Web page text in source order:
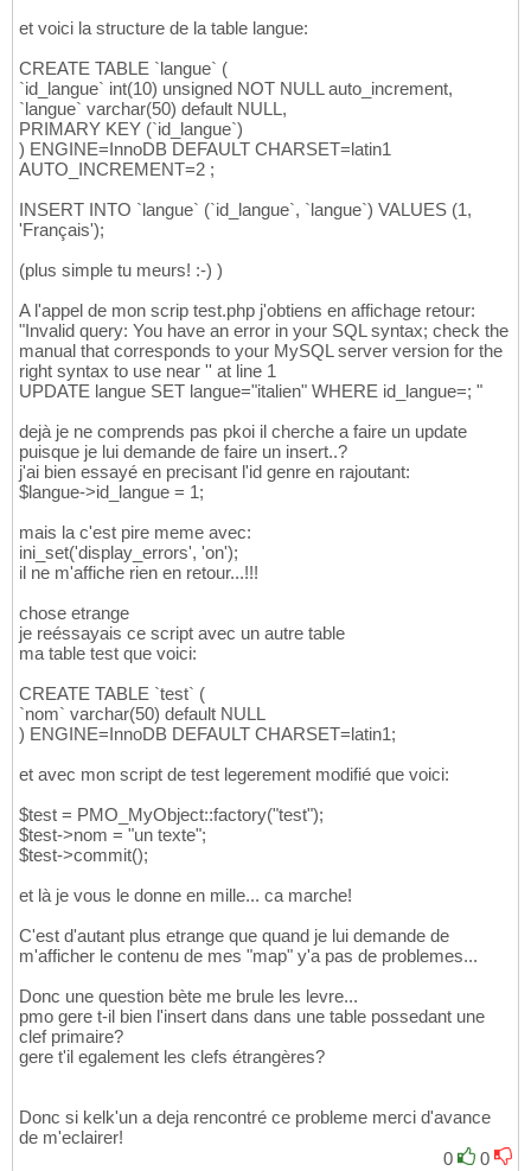
et voici la structure de la table langue:
CREATE TABLE `langue` (
`id_langue` int(10) unsigned NOT NULL auto_increment,
`langue` varchar(50) default NULL,
PRIMARY KEY (`id_langue`)
) ENGINE=InnoDB DEFAULT CHARSET=latin1
AUTO_INCREMENT=2 ;
INSERT INTO `langue` (`id_langue`, `langue`) VALUES (1,
'Français');
(plus simple tu meurs! :-) )
A l'appel de mon scrip test.php j'obtiens en affichage retour:
"Invalid query: You have an error in your SQL syntax; check the
manual that corresponds to your MySQL server version for the
right syntax to use near '' at line 1
UPDATE langue SET langue="italien" WHERE id_langue=; "
dejà je ne comprends pas pkoi il cherche a faire un update
puisque je lui demande de faire un insert..?
j'ai bien essayé en precisant l'id genre en rajoutant:
$langue->id_langue = 1;
mais la c'est pire meme avec:
ini_set('display_errors', 'on');
il ne m'affiche rien en retour...!!!
chose etrange
je reéssayais ce script avec un autre table
ma table test que voici:
CREATE TABLE `test` (
`nom` varchar(50) default NULL
) ENGINE=InnoDB DEFAULT CHARSET=latin1;
et avec mon script de test legerement modifié que voici:
$test = PMO_MyObject::factory("test");
$test->nom = "un texte";
$test->commit();
et là je vous le donne en mille... ca marche!
C'est d'autant plus etrange que quand je lui demande de
m'afficher le contenu de mes "map" y'a pas de problemes...
Donc une question bète me brule les levre...
pmo gere t-il bien l'insert dans dans une table possedant une
clef primaire?
gere t'il egalement les clefs étrangères?
Donc si kelk'un a deja rencontré ce probleme merci d'avance
de m'eclairer!
0
0